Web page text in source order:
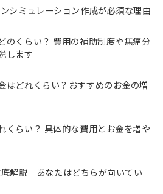
シミュレーション作成が必須な理由
のくらい？ 費用の補助制度や無痛分
します
はどれくらい？おすすめのお金の増
くらい？ 具体的な費用とお金を増や
解説｜あなたはどちらが向いてい